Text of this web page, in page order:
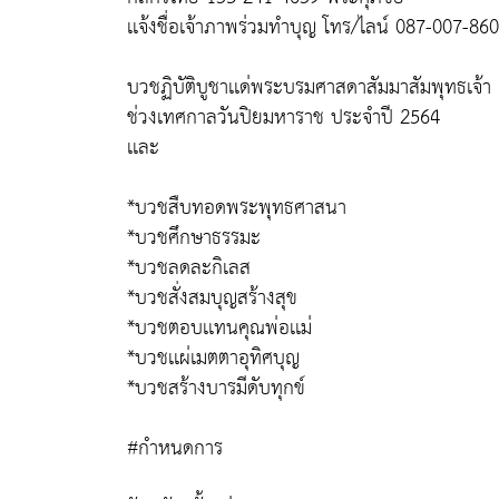
เเจ้งชื่อเจ้าภาพร่วมทำบุญ โทร/ไลน์ 087-007-
บวชฏิบัติบูชาเเด่พระบรมศาสดาสัมมาสัมพุทธเจ้า
ช่วงเทศกาลวันปิยมหาราช ประจำปี 2564
เเละ
*บวชสืบทอดพระพุทธศาสนา
*บวชศึกษาธรรมะ
*บวชลดละกิเลส
*บวชสั่งสมบุญสร้างสุข
*บวชตอบเเทนคุณพ่อเเม่
*บวชเเผ่เมตตาอุทิศบุญ
*บวชสร้างบารมีดับทุกข์
#กำหนดการ